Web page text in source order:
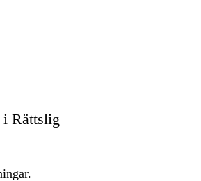
i Rättslig